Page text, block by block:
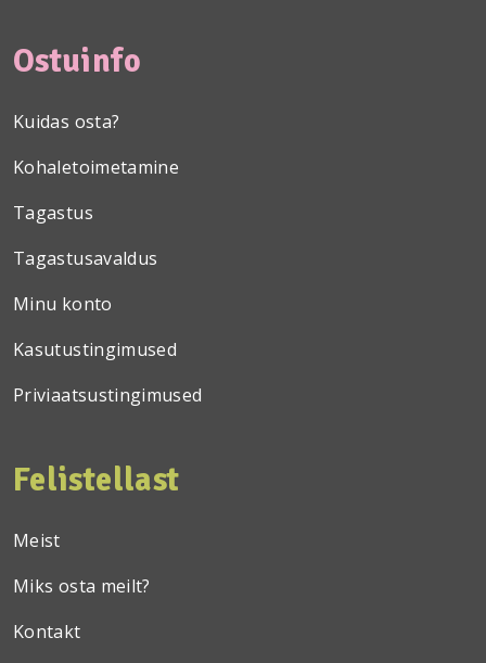
Ostuinfo
Kuidas osta?
Kohaletoimetamine
Tagastus
Tagastusavaldus
Minu konto
Kasutustingimused
Priviaatsustingimused
Felistellast
Meist
Miks osta meilt?
Kontakt